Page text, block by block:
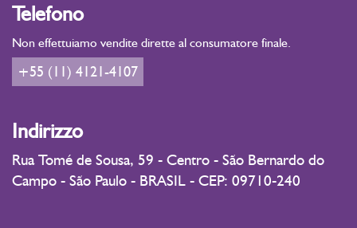
Telefono
Non effettuiamo vendite dirette al consumatore finale.
+55 (11) 4121-4107
Indirizzo
Rua Tomé de Sousa, 59 - Centro - São Bernardo do
Campo - São Paulo - BRASIL - CEP: 09710-240